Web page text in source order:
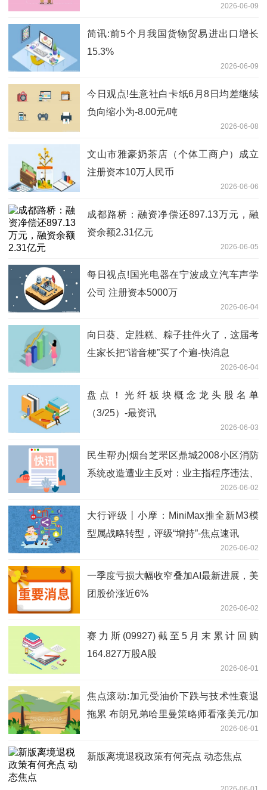
2026-06-09
简讯:前5个月我国货物贸易进出口增长
15.3%
2026-06-09
今日观点!生意社白卡纸6月8日均差继续
负向缩小为-8.00元/吨
2026-06-08
文山市雅豪奶茶店（个体工商户）成立
注册资本10万人民币
2026-06-06
成都路桥：融资净偿还897.13万元，融
资余额2.31亿元
2026-06-05
每日视点!国光电器在宁波成立汽车声学
公司 注册资本5000万
2026-06-04
向日葵、定胜糕、粽子挂件火了，这届考
生家长把“谐音梗”买了个遍-快消息
2026-06-04
盘点！光纤板块概念龙头股名单
（3/25）-最资讯
2026-06-03
民生帮办|烟台芝罘区鼎城2008小区消防
系统改造遭业主反对：业主指程序违法、
资金不当，街道称系应急维修且手续齐全
看点
2026-06-02
大行评级丨小摩：MiniMax推全新M3模
型属战略转型，评级“增持”-焦点速讯
2026-06-02
一季度亏损大幅收窄叠加AI最新进展，美
团股价涨近6%
2026-06-02
赛力斯(09927)截至5月末累计回购
164.827万股A股
2026-06-01
焦点滚动:加元受油价下跌与技术性衰退
拖累 布朗兄弟哈里曼策略师看涨美元/加
2026-06-01
新版离境退税政策有何亮点 动态焦点